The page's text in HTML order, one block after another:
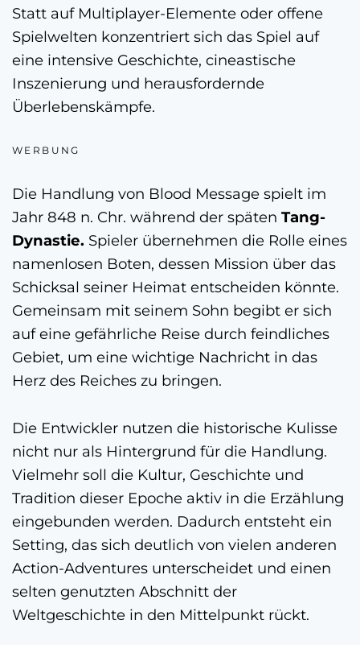
Statt auf Multiplayer-Elemente oder offene
Spielwelten konzentriert sich das Spiel auf
eine intensive Geschichte, cineastische
Inszenierung und herausfordernde
Überlebenskämpfe.
WERBUNG
Die Handlung von Blood Message spielt im
Jahr 848 n. Chr. während der späten Tang-
Dynastie. Spieler übernehmen die Rolle eines
namenlosen Boten, dessen Mission über das
Schicksal seiner Heimat entscheiden könnte.
Gemeinsam mit seinem Sohn begibt er sich
auf eine gefährliche Reise durch feindliches
Gebiet, um eine wichtige Nachricht in das
Herz des Reiches zu bringen.
Die Entwickler nutzen die historische Kulisse
nicht nur als Hintergrund für die Handlung.
Vielmehr soll die Kultur, Geschichte und
Tradition dieser Epoche aktiv in die Erzählung
eingebunden werden. Dadurch entsteht ein
Setting, das sich deutlich von vielen anderen
Action-Adventures unterscheidet und einen
selten genutzten Abschnitt der
Weltgeschichte in den Mittelpunkt rückt.